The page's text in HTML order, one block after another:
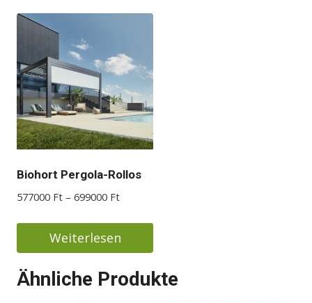
Biohort Pergola-Rollos
577000 Ft – 699000 FtPreisspanne:
bis
699000 Ft
Weiterlesen
Ähnliche Produkte